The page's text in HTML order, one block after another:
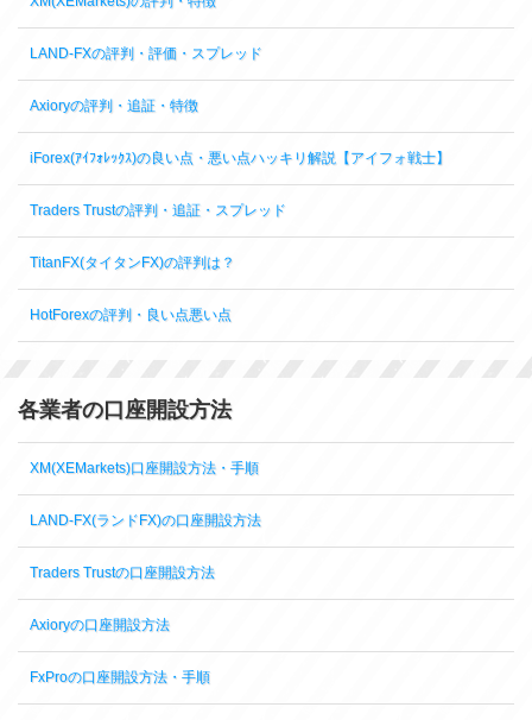
LAND-FXの評判・評価・スプレッド
Axioryの評判・追証・特徴
iForex(ｱｲﾌｫﾚｯｸｽ)の良い点・悪い点ハッキリ解説【アイフォ戦士】
Traders Trustの評判・追証・スプレッド
TitanFX(タイタンFX)の評判は？
HotForexの評判・良い点悪い点
各業者の口座開設方法
XM(XEMarkets)口座開設方法・手順
LAND-FX(ランドFX)の口座開設方法
Traders Trustの口座開設方法
Axioryの口座開設方法
FxProの口座開設方法・手順